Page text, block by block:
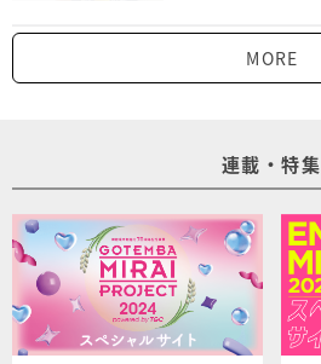
MORE
連載・特集